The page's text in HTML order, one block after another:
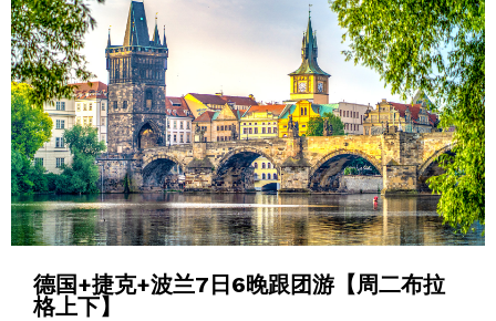
德国+捷克+波兰7日6晚跟团游【周二布拉
格上下】